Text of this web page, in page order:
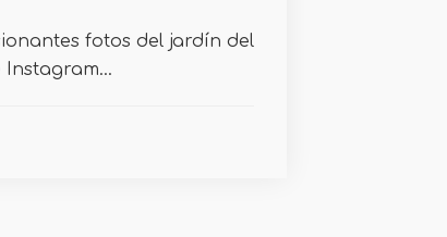
fotos del jardín del
Instagram...